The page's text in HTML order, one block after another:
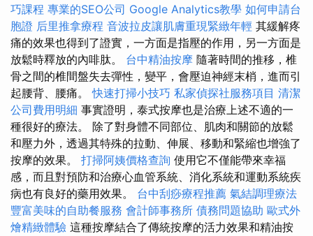
巧課程 專業的SEO公司 Google Analytics教學 如何申請台
胞證 后里推拿療程 音波拉皮讓肌膚重現緊緻年輕 其緩解疼
痛的效果也得到了證實，一方面是指壓的作用，另一方面是
放鬆時釋放的內啡肽。 台中精油按摩 隨著時間的推移，椎
骨之間的椎間盤失去彈性，變平，會壓迫神經末梢，進而引
起腰背、腰痛。快速打掃小技巧 私家偵探社服務項目 清潔
公司費用明細 事實證明，泰式按摩也是治療上述不適的一
種很好的療法。 除了對身體不同部位、肌肉和關節的放鬆
和壓力外，透過其特殊的拉動、伸展、移動和緊縮也增強了
按摩的效果。 打掃阿姨價格查詢 使用它不僅能帶來幸福
感，而且對預防和治療心血管系統、消化系統和運動系統疾
病也有良好的藥用效果。 台中刮痧療程推薦 氣結調理療法
豐富美味的自助餐服務 會計師事務所 債務問題協助 歐式外
燴精緻體驗 這種按摩結合了傳統按摩的活力效果和精油按